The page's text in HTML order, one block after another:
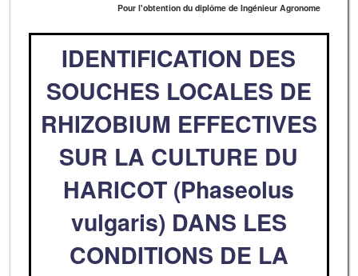
Pour l'obtention du diplôme de Ingénieur Agronome
IDENTIFICATION DES
SOUCHES LOCALES DE
RHIZOBIUM EFFECTIVES
SUR LA CULTURE DU
HARICOT (Phaseolus
vulgaris) DANS LES
CONDITIONS DE LA